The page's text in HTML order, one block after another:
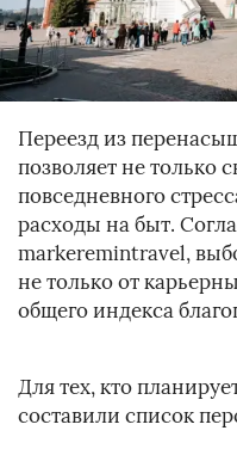
Переезд из
позволяет не только
повседневного
расходы на быт.
markeremintravel,
не только от
общего индекса
Для тех, кто
составили список